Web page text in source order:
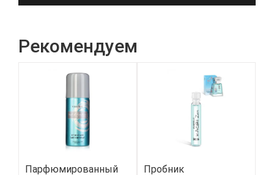
Рекомендуем
Парфюмированный
Пробник